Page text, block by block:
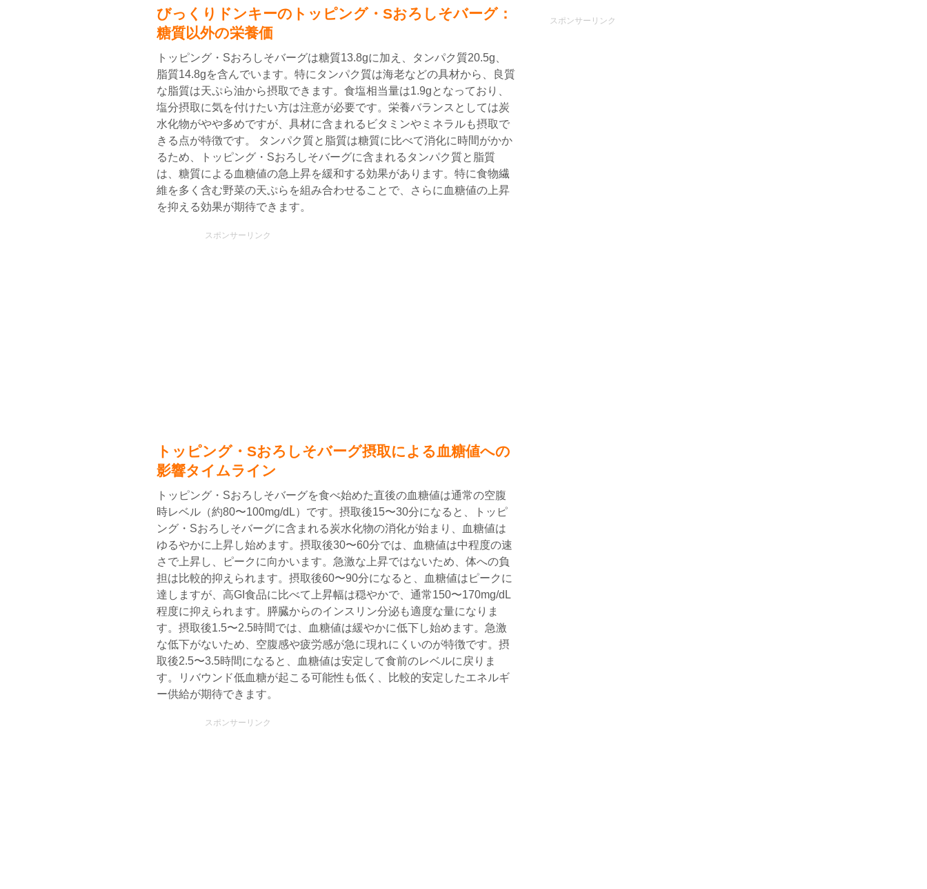
びっくりドンキーのトッピング・Sおろしそバーグ：
糖質以外の栄養価
トッピング・Sおろしそバーグは糖質13.8gに加え、タンパク質20.5g、
脂質14.8gを含んでいます。特にタンパク質は海老などの具材から、良質
な脂質は天ぷら油から摂取できます。食塩相当量は1.9gとなっており、
塩分摂取に気を付けたい方は注意が必要です。栄養バランスとしては炭
水化物がやや多めですが、具材に含まれるビタミンやミネラルも摂取で
きる点が特徴です。 タンパク質と脂質は糖質に比べて消化に時間がかか
るため、トッピング・Sおろしそバーグに含まれるタンパク質と脂質
は、糖質による血糖値の急上昇を緩和する効果があります。特に食物繊
維を多く含む野菜の天ぷらを組み合わせることで、さらに血糖値の上昇
を抑える効果が期待できます。
スポンサーリンク
トッピング・Sおろしそバーグ摂取による血糖値への
影響タイムライン
トッピング・Sおろしそバーグを食べ始めた直後の血糖値は通常の空腹
時レベル（約80〜100mg/dL）です。摂取後15〜30分になると、トッピ
ング・Sおろしそバーグに含まれる炭水化物の消化が始まり、血糖値は
ゆるやかに上昇し始めます。摂取後30〜60分では、血糖値は中程度の速
さで上昇し、ピークに向かいます。急激な上昇ではないため、体への負
担は比較的抑えられます。摂取後60〜90分になると、血糖値はピークに
達しますが、高GI食品に比べて上昇幅は穏やかで、通常150〜170mg/dL
程度に抑えられます。膵臓からのインスリン分泌も適度な量になりま
す。摂取後1.5〜2.5時間では、血糖値は緩やかに低下し始めます。急激
な低下がないため、空腹感や疲労感が急に現れにくいのが特徴です。摂
取後2.5〜3.5時間になると、血糖値は安定して食前のレベルに戻りま
す。リバウンド低血糖が起こる可能性も低く、比較的安定したエネルギ
ー供給が期待できます。
スポンサーリンク
スポンサーリンク